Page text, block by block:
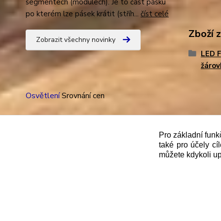
segmentech (modulech). Je to část pásku
po kterém lze pásek krátit (stříh... číst celé
Zobrazit všechny novinky
OsvětleníSrovnání cen
Zboží
LED
zákona č. 112/mmmmm2016 Sb. o
správce daně online; v případě technického
Pro základní
také pro účely
můžete kdykoli